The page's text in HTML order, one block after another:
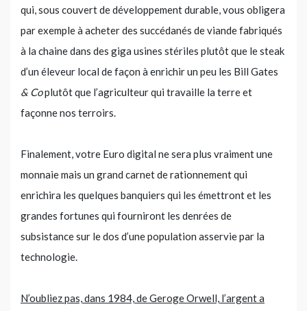
qui, sous couvert de développement durable, vous obligera
par exemple à acheter des succédanés de viande fabriqués
à la chaine dans des giga usines stériles plutôt que le steak
d’un éleveur local de façon à enrichir un peu les Bill Gates
& Coplutôt que l’agriculteur qui travaille la terre et
façonne nos terroirs.
Finalement, votre Euro digital ne sera plus vraiment une
monnaie mais un grand carnet de rationnement qui
enrichira les quelques banquiers qui les émettront et les
grandes fortunes qui fourniront les denrées de
subsistance sur le dos d’une population asservie par la
technologie.
N’oubliez pas, dans 1984, de Geroge Orwell, l’argent a